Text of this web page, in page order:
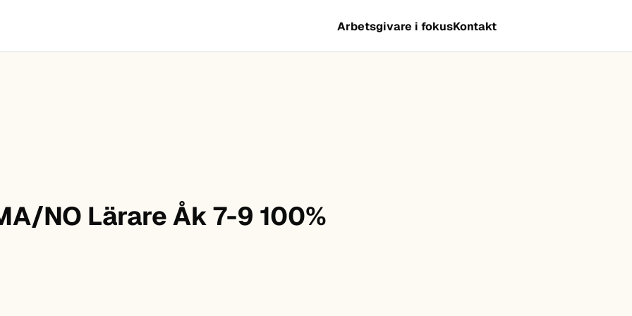
Arbetsgivare i fokusKontakt
NO Lärare Åk 7-9 100%